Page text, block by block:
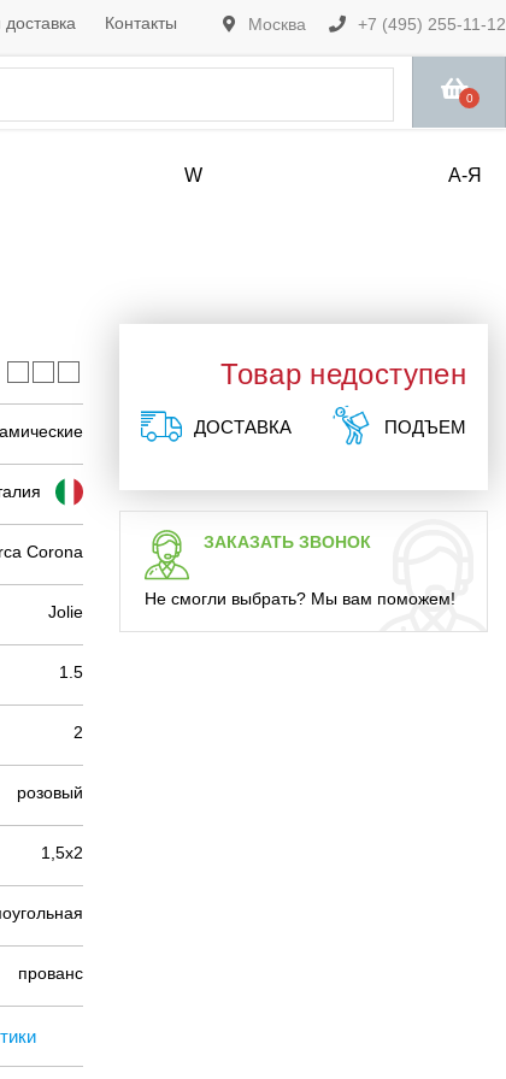
Москва +7 (495) 255-11-12
Контакты
0
W А-Я
Corona
Jolie
1.5
2
розовый
1,5х2
прованс
Товар недоступен
ДОСТАВКА ПОДЪЕМ
ЗАКАЗАТЬ ЗВОНОК
Не смогли выбрать? Мы вам поможем!